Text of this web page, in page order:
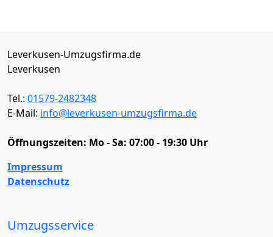
Leverkusen-Umzugsfirma.de
Leverkusen
Tel.: 01579-2482348
E-Mail: info@leverkusen-umzugsfirma.de
Öffnungszeiten: Mo - Sa: 07:00 - 19:30 Uhr
Impressum
Datenschutz
Umzugsservice